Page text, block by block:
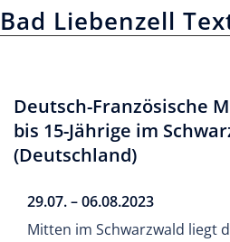
Bad Liebenzell
Deutsch-Französische
bis 15-Jährige im
(Deutschland)
29.07. – 06.08.2023
Mitten im Schwarzwald liegt